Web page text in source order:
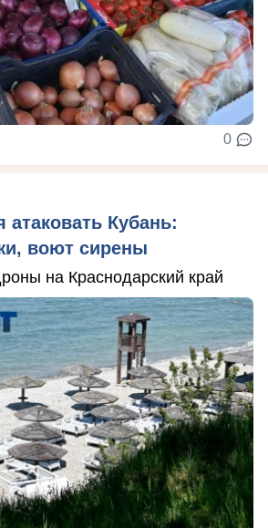
0
Кубань:
воют сирены
на Краснодарский край